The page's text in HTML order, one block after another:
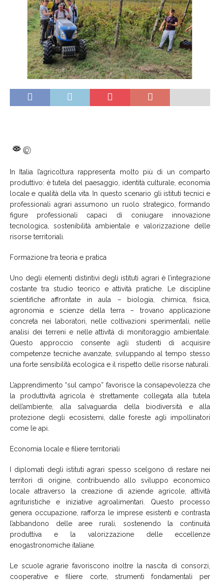
In Italia l’agricoltura rappresenta molto più di un comparto
produttivo: è tutela del paesaggio, identità culturale, economia
locale e qualità della vita. In questo scenario gli istituti tecnici e
professionali agrari assumono un ruolo strategico, formando
figure professionali capaci di coniugare innovazione
tecnologica, sostenibilità ambientale e valorizzazione delle
risorse territoriali.
Formazione tra teoria e pratica
Uno degli elementi distintivi degli istituti agrari è l’integrazione
costante tra studio teorico e attività pratiche. Le discipline
scientifiche affrontate in aula – biologia, chimica, fisica,
agronomia e scienze della terra – trovano applicazione
concreta nei laboratori, nelle coltivazioni sperimentali, nelle
analisi dei terreni e nelle attività di monitoraggio ambientale.
Questo approccio consente agli studenti di acquisire
competenze tecniche avanzate, sviluppando al tempo stesso
una forte sensibilità ecologica e il rispetto delle risorse naturali.
L’apprendimento “sul campo” favorisce la consapevolezza che
la produttività agricola è strettamente collegata alla tutela
dell’ambiente, alla salvaguardia della biodiversità e alla
protezione degli ecosistemi, dalle foreste agli impollinatori
come le api.
Economia locale e filiere territoriali
I diplomati degli istituti agrari spesso scelgono di restare nei
territori di origine, contribuendo allo sviluppo economico
locale attraverso la creazione di aziende agricole, attività
agrituristiche e iniziative agroalimentari. Questo processo
genera occupazione, rafforza le imprese esistenti e contrasta
l’abbandono delle aree rurali, sostenendo la continuità
produttiva e la valorizzazione delle eccellenze
enogastronomiche italiane.
Le scuole agrarie favoriscono inoltre la nascita di consorzi,
cooperative e filiere corte, strumenti fondamentali per